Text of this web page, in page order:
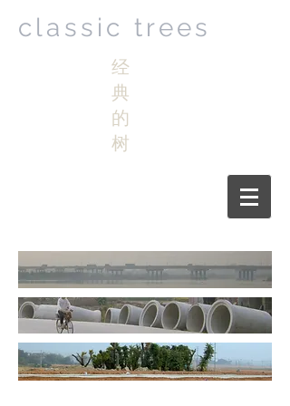
classic trees
经
典
的
树